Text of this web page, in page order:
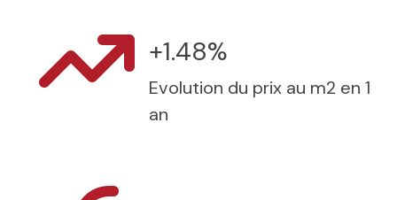
+1.48%
Evolution du prix au m2 en 1
an